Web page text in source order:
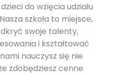
do wzięcia udziału
szkoła to miejsce,
swoje talenty,
i kształtować
nauczysz się nie
zdobędziesz cenne